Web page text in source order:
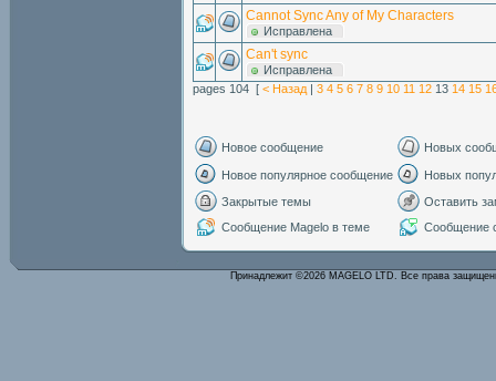
Cannot Sync Any of My Characters
Исправлена
Can't sync
Исправлена
pages 104 [ < Назад | 3 4 5 6 7 8 9 10 11 12 13 14 15
Новое сообщение Новых
Новое популярное сообщение
Новых
Закрытые темы
Оставить
Сообщение Magelo в теме
Сообщение
Принадлежит ©2026 MAGELO LTD. Все права